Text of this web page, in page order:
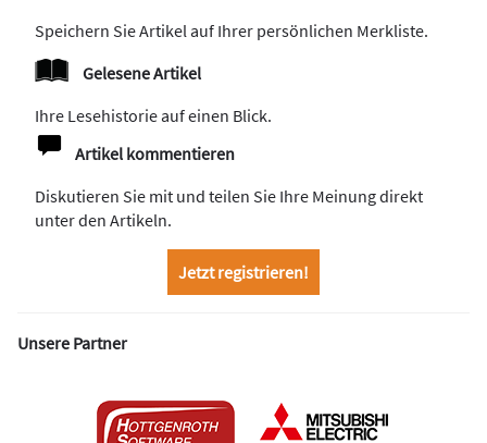
Speichern Sie Artikel auf Ihrer persönlichen Merkliste.
Gelesene Artikel
Ihre Lesehistorie auf einen Blick.
Artikel kommentieren
Diskutieren Sie mit und teilen Sie Ihre Meinung direkt
unter den Artikeln.
Jetzt registrieren!
Unsere Partner